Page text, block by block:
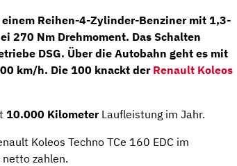
einem Reihen-4-Zylinder-Benzinermit 1,3-
270 Nm Drehmoment. Das Schalten
DSG. Über die Autobahn geht es mit
km/h. Die 100 knackt der Renault Koleos
10.000 KilometerLaufleistung im Jahr.
Koleos Techno TCe 160 EDC im
zahlen.